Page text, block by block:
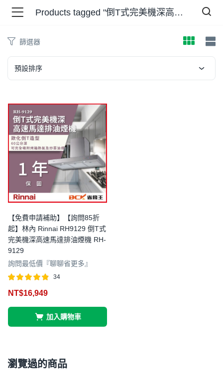
)
)
王 )
Products tagged "倒T式完美機深高速馬達排油煙機"
篩選器
預設排序
【免費申請補助】【詢問85折
起】林內 Rinnai RH9129 倒T式
完美機深高速馬達排油煙機 RH-
9129
詢問最低價『聊聊省更多』
4.82
34
NT$16,949
加入購物車
瀏覽過的商品